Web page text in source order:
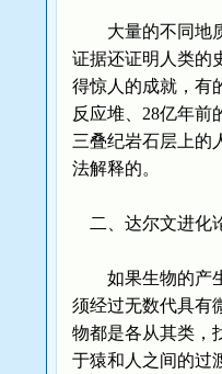
大量的不同地质
证据还证明人类的
得惊人的成就，有
反应堆、28亿年前
三叠纪岩石层上的
法解释的。
二、达尔文进化
如果生物的产生
须经过无数代具有
物都是各从其类，
于猿和人之间的过